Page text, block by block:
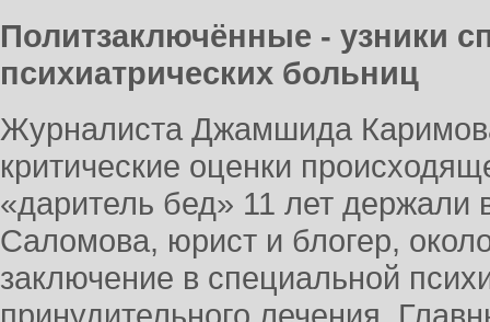
Политзаключённые - узники
психиатрических больниц
Журналиста Джамшида
критические оценки
«даритель бед» 11 лет
Саломова, юрист и блогер,
заключение в специальной